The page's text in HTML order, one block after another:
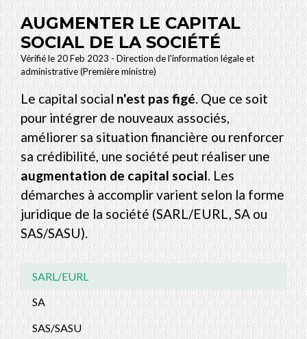
AUGMENTER LE CAPITAL
SOCIAL DE LA SOCIÉTÉ
Vérifié le 20 Feb 2023 - Direction de l'information légale et
administrative (Première ministre)
Le capital socialn'est pas figé. Que ce soit
pour intégrer de nouveaux associés,
améliorer sa situation financière ou renforcer
sa crédibilité, une société peut réaliser une
augmentation de capital social. Les
démarches à accomplir varient selon la forme
juridique de la société (SARL/EURL, SA ou
SAS/SASU).
SARL/EURL
SA
SAS/SASU